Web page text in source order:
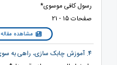
رسول کافی موسوی*
صفحات 15 - 21
مشاهده مقاله
4. آموزش چابک سازی، راهی به سوی انعطاف پذیری زنجیره تأمین